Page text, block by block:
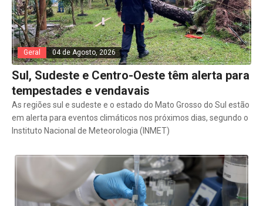
Geral 04 de Agosto, 2026
Sul, Sudeste e Centro-Oeste têm alerta para
tempestades e vendavais
As regiões sul e sudeste e o estado do Mato Grosso do Sul estão
em alerta para eventos climáticos nos próximos dias, segundo o
Instituto Nacional de Meteorologia (INMET)